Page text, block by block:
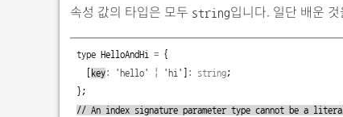
속성 값의 타입은 모두 string입니다. 일단 배운
type HelloAndHi = {
key: 'hello' | 'hi' : string;
};
// An index signature parameter type cannot be a